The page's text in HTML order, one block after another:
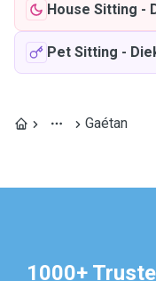
House Sitting -
Pet Sitting -
Gaétan
1000+